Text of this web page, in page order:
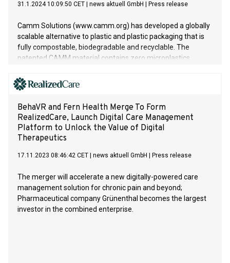
31.1.2024 10:09:50 CET news aktuell GmbH Press release
Camm Solutions (www.camm.org) has developed a globally
scalable alternative to plastic and plastic packaging that is
fully compostable, biodegradable and recyclable. The
patented CAMM material contains zero microplastics,
halve plastic waste globally. UN Organisation UNIDO defined
it as global solution for microplastics.
BehaVR and Fern Health Merge To Form
RealizedCare, Launch Digital Care Management
Platform to Unlock the Value of Digital
Therapeutics
17.11.2023 08:46:42 CET news aktuell GmbH Press release
The merger will accelerate a new digitally-powered care
management solution for chronic pain and beyond;
Pharmaceutical company Grünenthal becomes the largest
investor in the combined enterprise.